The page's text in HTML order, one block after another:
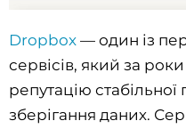
Dropbox — один із
сервісів, який за
репутацію
зберігання даних.